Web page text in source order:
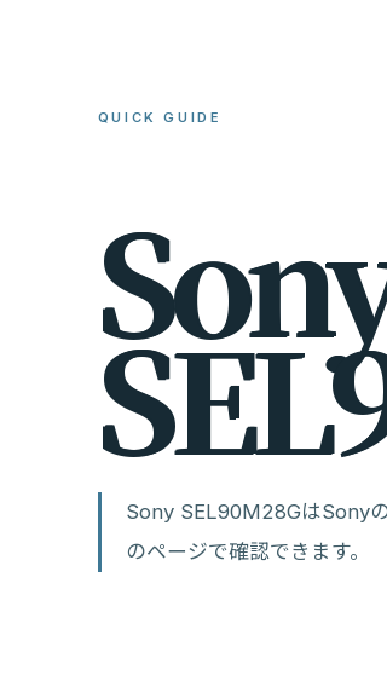
QUICK GUIDE
Son
SEL
Sony SEL90M28GはSony
のページで確認できます。